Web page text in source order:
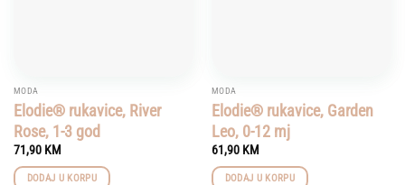
MODA
Elodie® rukavice, River
Rose, 1-3 god
71,90 KM
DODAJ U KORPU
MODA
Elodie® rukavice, Garden
Leo, 0-12 mj
61,90 KM
DODAJ U KORPU